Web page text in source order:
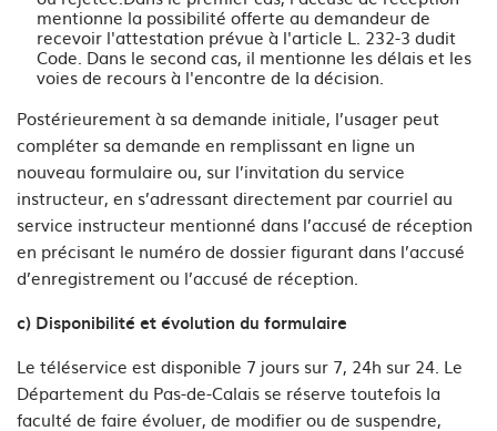
mentionne la possibilité offerte au demandeur de
recevoir l'attestation prévue à l'article L. 232-3 dudit
Code. Dans le second cas, il mentionne les délais et les
voies de recours à l'encontre de la décision.
Postérieurement à sa demande initiale, l’usager peut
compléter sa demande en remplissant en ligne un
nouveau formulaire ou, sur l’invitation du service
instructeur, en s’adressant directement par courriel au
service instructeur mentionné dans l’accusé de réception
en précisant le numéro de dossier figurant dans l’accusé
d’enregistrement ou l’accusé de réception.
c) Disponibilité et évolution du formulaire
Le téléservice est disponible 7 jours sur 7, 24h sur 24. Le
Département du Pas-de-Calais se réserve toutefois la
faculté de faire évoluer, de modifier ou de suspendre,